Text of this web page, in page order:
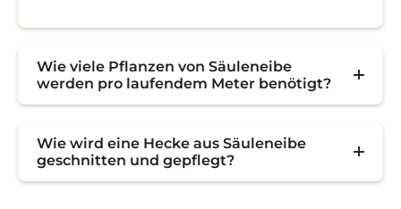
Wie viele Pflanzen von Säuleneibe
werden pro laufendem Meter benötigt?
Wie wird eine Hecke aus Säuleneibe
geschnitten und gepflegt?